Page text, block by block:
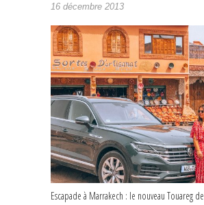
16 décembre 2013
Escapade à Marrakech : le nouveau Touareg